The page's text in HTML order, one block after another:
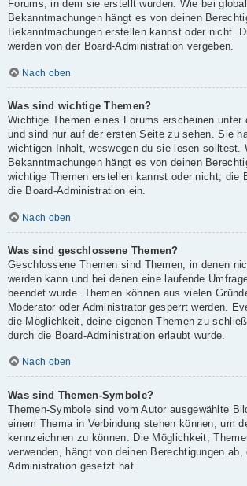
Forums, in dem sie erstellt wurden. Wie bei
Bekanntmachungen hängt es von deinen
Bekanntmachungen erstellen kannst oder nicht.
werden von der Board-Administration vergeben.
Nach oben
Was sind wichtige Themen?
Wichtige Themen eines Forums erscheinen unter
und sind nur auf der ersten Seite zu sehen. Sie
wichtigen Inhalt, weswegen du sie lesen solltest.
Bekanntmachungen hängt es von deinen
wichtige Themen erstellen kannst oder nicht; die
die Board-Administration ein.
Nach oben
Was sind geschlossene Themen?
Geschlossene Themen sind Themen, in denen
werden kann und bei denen eine laufende
beendet wurde. Themen können aus vielen
Moderator oder Administrator gesperrt werden.
die Möglichkeit, deine eigenen Themen zu
durch die Board-Administration erlaubt wurde.
Nach oben
Was sind Themen-Symbole?
Themen-Symbole sind vom Autor ausgewählte
einem Thema in Verbindung stehen können, um
kennzeichnen zu können. Die Möglichkeit,
verwenden, hängt von deinen Berechtigungen ab,
Administration gesetzt hat.